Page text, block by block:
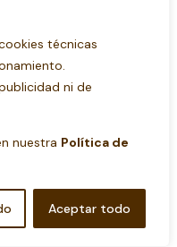
técnicas
ni de
nuestra Política de
Aceptar todo